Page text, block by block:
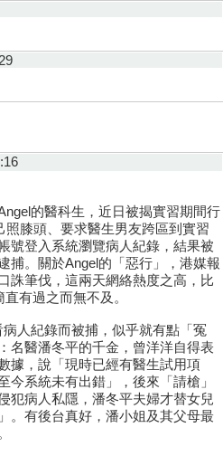
的醫科生，近日被揭實習期間行
膝頭、要求醫生男友跨區到實習
號登入系統瀏覽病人紀錄，結果被
捕。關於Angel的「惡行」，港媒報
誅筆伐，這兩天網絡熱度之高，比
有過之而無不及。
人紀錄而被捕，似乎就有點「冤
名醫潘冬平的千金，曾洋洋自得表
據，說「現時已經有醫生試用項
今系統未有出錯」，後來「請槍」
犯病人私隱，潘冬平夫婦才替女兒
。有後台真好，潘小姐及其父母最